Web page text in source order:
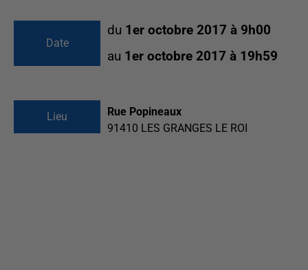
Date
du 1er octobre 2017 à 9h00
au 1er octobre 2017 à 19h59
Lieu
Rue Popineaux
91410 LES GRANGES LE ROI